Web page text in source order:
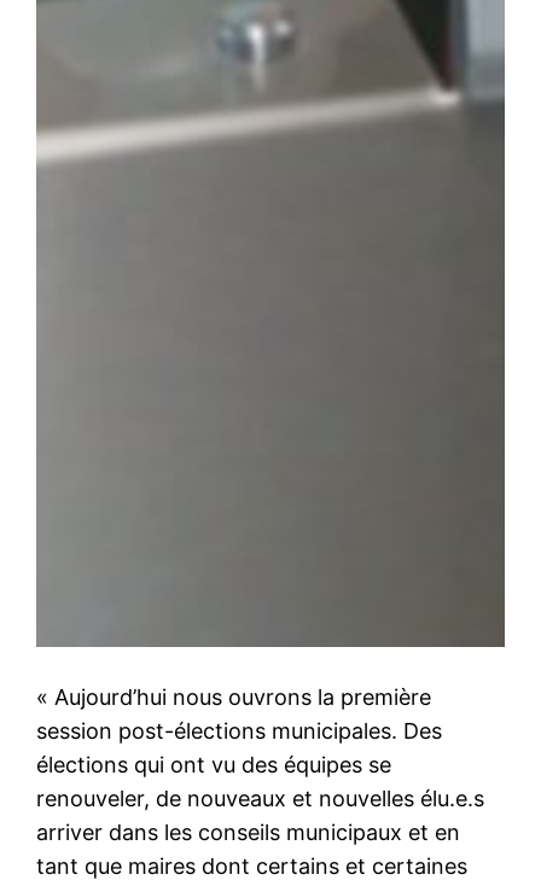
« Aujourd’hui nous ouvrons la première
session post-élections municipales. Des
élections qui ont vu des équipes se
renouveler, de nouveaux et nouvelles élu.e.s
arriver dans les conseils municipaux et en
tant que maires dont certains et certaines